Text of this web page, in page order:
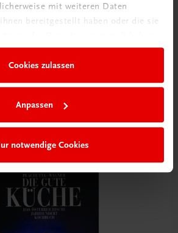
mit weiteren Daten
bereitgestellt haben oder die sie
Cookies zulassen
Anpassen
notwendige Cookies
Schachinger